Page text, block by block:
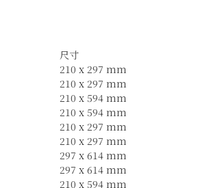
尺寸
210 x 297 mm
210 x 297 mm
210 x 594 mm
210 x 594 mm
210 x 297 mm
210 x 297 mm
297 x 614 mm
297 x 614 mm
210 x 594 mm